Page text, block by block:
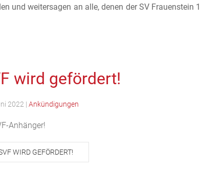
und weitersagen an alle, denen der SV Frauenstein
wird gefördert!
2022 | Ankündigungen
Anhänger!
WIRD GEFÖRDERT!